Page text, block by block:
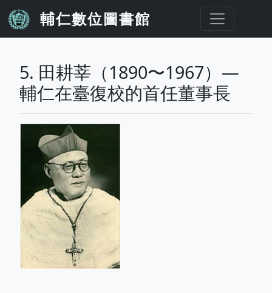
移至主內容
輔仁數位圖書館
5. 田耕莘（1890〜1967）—
輔仁在臺復校的首任董事長